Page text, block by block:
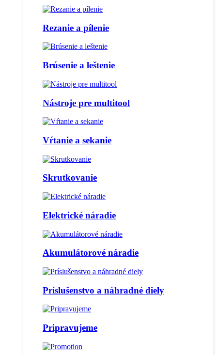
Rezanie a pílenie
Brúsenie a leštenie
Nástroje pre multitool
Vŕtanie a sekanie
Skrutkovanie
Elektrické náradie
Akumulátorové náradie
Príslušenstvo a náhradné diely
Pripravujeme